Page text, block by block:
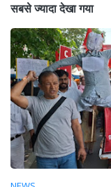
सबसे ज्यादा देखा गया